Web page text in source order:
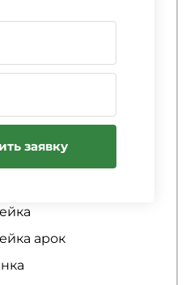
автомобиля
автомобиля
кузова
порогов
арок
заявку